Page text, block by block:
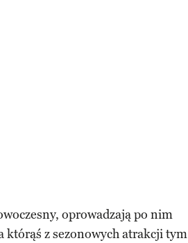
oprowadzają po nim
którąś z sezonowych atrakcji tym